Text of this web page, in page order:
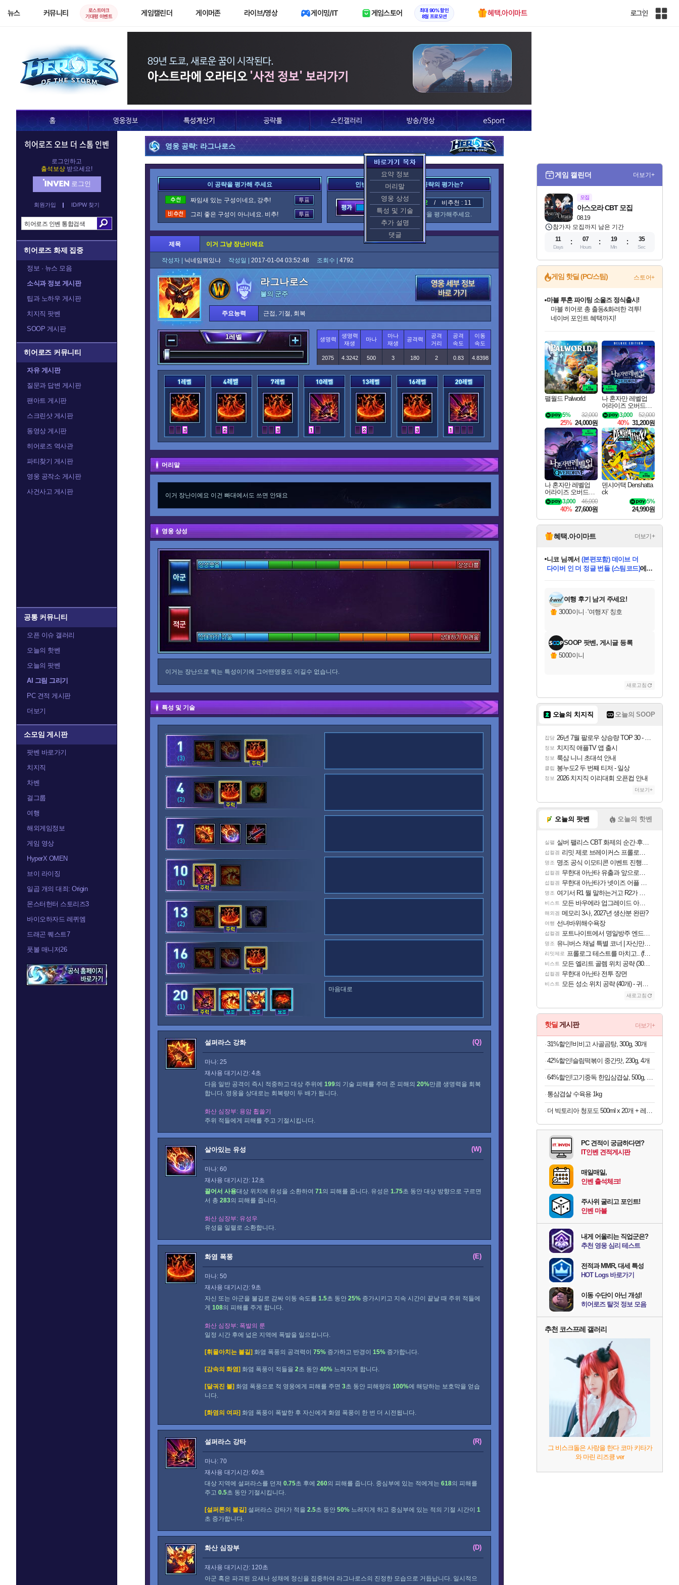
뉴스 커뮤니티
로스트아크
기대평 이벤트
게임캘린더 게이머존 라이브/영상 게이밍/IT 게임스토어
최대 90% 할인
8월 프로모션
혜택.아이마트 로그인
인
히어로즈 오브 더 스톰 인벤
로그인하고
출석보상 받으세요!
로그인
회원가입 ID/PW 찾기
히어로즈 화제 집중
정보 · 뉴스 모음
소식과 정보 게시판
팁과 노하우 게시판
치지직 팟벤
SOOP 게시판
히어로즈 커뮤니티
자유 게시판
질문과 답변 게시판
팬아트 게시판
스크린샷 게시판
동영상 게시판
히어로즈 역사관
파티찾기 게시판
영웅 공작소 게시판
사건사고 게시판
공통 커뮤니티
오픈 이슈 갤러리
오늘의 핫벤
오늘의 팟벤
AI 그림 그리기
PC 견적 게시판
더보기
소모임 게시판
팟벤 바로가기
치지직
차벤
걸그룹
여행
해외게임정보
게임 영상
HyperX OMEN
브이 라이징
일곱 개의 대죄: Origin
몬스터헌터 스토리즈3
바이오하자드 레퀴엠
드래곤 퀘스트7
풋볼 매니저26
영웅 공략: 라그나로스
이 공략을 평가해 주세요 인벤 여러분이 평가한 이 공략의 평가는?
짜임새 있는 구성이네요, 강추!
그리 좋은 구성이 아니네요. 비추!
추천 : 2/ 비추천 : 11
이 공략을 평가해주세요.
제목 이거 그냥 장난이에요
작성자 | 닉네임뭐있냐 작성일 | 2017-01-04 03:52:48 조회수 | 4792
라그나로스
불의 군주
주요능력 근접, 기절, 회복
1레벨 생명력
생명력
재생
마나
마나
재생
공격력
공격
거리
공격
속도
이동
속도
2075 4.3242 500 3 180 2 0.83 4.8398
머리말
이거 장난이에요 이건 빠대에서도 쓰면 안돼요
영웅 상성
이거는 장난으로 찍는 특성이기에 그어떤영웅도 이길수 없습니다.
특성 및 기술
(3)
(2)
(3)
(1)
(2)
(3)
(1)
마음대로
설퍼라스 강화 (Q)
마나: 25
재사용 대기시간: 4초
다음 일반 공격이 즉시 적중하고 대상 주위에 199의 기술 피해를 주며 준 피해의 20%만큼 생명력을 회복
합니다. 영웅을 상대로는 회복량이 두 배가 됩니다.
화산 심장부: 용암 휩쓸기
주위 적들에게 피해를 주고 기절시킵니다.
살아있는 유성 (W)
마나: 60
재사용 대기시간: 12초
끌어서 사용대상 위치에 유성을 소환하여 71의 피해를 줍니다. 유성은 1.75초 동안 대상 방향으로 구르면
서 총 283의 피해를 줍니다.
화산 심장부: 유성우
유성을 일렬로 소환합니다.
화염 폭풍 (E)
마나: 50
재사용 대기시간: 9초
자신 또는 아군을 불길로 감싸 이동 속도를 1.5초 동안 25% 증가시키고 지속 시간이 끝날 때 주위 적들에
게 108의 피해를 주게 합니다.
화산 심장부: 폭발의 룬
일정 시간 후에 넓은 지역에 폭발을 일으킵니다.
[휘몰아치는 불길] 화염 폭풍의 공격력이 75% 증가하고 반경이 15% 증가합니다.
[감속의 화염] 화염 폭풍이 적들을 2초 동안 40% 느려지게 합니다.
[달궈진 불] 화염 폭풍으로 적 영웅에게 피해를 주면 3초 동안 피해량의 100%에 해당하는 보호막을 얻습
니다.
[화염의 여파] 화염 폭풍이 폭발한 후 자신에게 화염 폭풍이 한 번 더 시전됩니다.
설퍼라스 강타 (R)
마나: 70
재사용 대기시간: 60초
대상 지역에 설퍼라스를 던져 0.75초 후에 260의 피해를 줍니다. 중심부에 있는 적에게는 618의 피해를
주고 0.5초 동안 기절시킵니다.
[설퍼론의 불길] 설퍼라스 강타가 적을 2.5초 동안 50% 느려지게 하고 중심부에 있는 적의 기절 시간이 1
초 증가합니다.
화산 심장부 (D)
재사용 대기시간: 120초
아군 혹은 파괴된 요새나 성채에 정신을 집중하여 라그나로스의 진정한 모습으로 거듭납니다. 일시적으
요약 정보
머리말
영웅 상성
특성 및 기술
추가 설명
댓글
게임 캘린더 더보기+
모집
08.19
아스오라 CBT 모집
참가자 모집까지 남은 기간
11
Days
07
Hours
19
Min
34
Sec
게임 핫딜 (PC/스팀) 스토어+
최대 90% 할인가를 만나보세요!
네이버혜택과 함께 만나보세요!
50%할인&추가 적립까지!
네이버 포인트 혜택까지!
귀무자: 검의 길 예약 판매 중!
10% 할인과
이니&베니 혜택까지!
네이버 혜택가와 함께 예약하세요!
할인&네이버혜택으로 만나보세요!
네이버페이 혜택과 만나보세요!
40주년 프로모션으로 만나보세요!
할인가에 만나보세요!
일부 에디션 상시 할인!
혜택으로 예약 판매 중
편안하게 충전하세요
팰월드 Palworld
32,000
5%
25% 24,000원
나 혼자만 레벨업
어라이즈 오버드라
이브 디럭스 에디션
Solo Leveling Arise
Overdrive Deluxe Edi
tion
52,000
3,000
40% 31,200원
나 혼자만 레벨업
어라이즈 오버드라
이브 Solo Leveling A
rise
46,000
3,000
40% 27,600원
덴샤어택 Denshatta
ck
5%
24,990원
혜택.아이마트 더보기+
교환.
당첨되셨습니다.
니코님께서 (본편포함) 데이브 더
다이버 인 더 정글 번들 (스팀코드)에
당첨되셨습니다.
당첨되셨습니다.
당첨되셨습니다.
당첨되셨습니다.
당첨되셨습니다.
에디션 (스팀코드) 를 교환.
당첨되셨습니다.
여행 후기 남겨 주세요!
3000이니 ·'여행자' 칭호
SOOP 팟벤, 게시글 등록
5000이니
새로고침
오늘의 치지직 오늘의 SOOP
잡담 26년 7월 팔로우 상승량 TOP 30 - 월간 치지직
정보 치지직 애플TV 앱 출시
정보 룩삼 니니 초대석 안내
클립 봉누도2 두 번째 티저 - 일상
정보 2026 치지직 이리대회 오픈컵 안내
더보기+
오늘의 팟벤 오늘의 핫벤
실팰 실버 팰리스 CBT 화제의 순간·후기 모음
섭컬겜 리밋 제로 브레이커스 프롤로그 테스트 후기 영상 업로드
명조 명조 공식 이모티콘 이벤트 진행해봤습니다! 참여부터 추첨까지????
섭컬겜 무한대 아난타 유출과 앞으로의 예상 (루머)
섭컬겜 무한대 아난타가 넷이즈 어플 달력에 일정 등록
명조 여기서 R1 뭘 말하는거고 R2가 뭘말하는걸까요?
비스트 모든 바우에라 업그레이드 아이템 획득 위치 공략 (89개)
해외겜 메모리 3사, 2027년 생산분 완판?
여행 선녀바위해수욕장
섭컬겜 포트나이트에서 명일방주 엔드필드 [펠리카] 판매 예정
명조 유니버스 채널 특별 코너 | 자신만의 스타일
리밋제로 프롤로그 테스트를 마치고.. (feat. 리아)
비스트 모든 엘리트 골렘 위치 공략 (30개) - 방랑 결투가
섭컬겜 무한대 아난타 전투 장면
비스트 모든 성소 위치 공략 (40개) - 귀환한 영혼 도전과제
새로고침
핫딜 게시판 더보기+
31%할인!비비고 사골곰탕, 300g, 30개
42%할인!슬림떡볶이 중간맛, 230g, 4개
64%할인!고기중독 한입삼겹살, 500g, 4개
통삼겹살 수육용 1kg
더 빅토리아 청포도 500ml x 20개 + 레몬 500ml x 20개
PC 견적이 궁금하다면?
IT인벤 견적게시판
매일매일,
인벤 출석체크!
주사위 굴리고 포인트!
인벤 마블
내게 어울리는 직업군은?
추천 영웅 심리 테스트
전적과 MMR, 대세 특성
HOT Logs 바로가기
이동 수단이 아닌 개성!
히어로즈 탈것 정보 모음
추천 코스프레 갤러리
그 비스크돌은 사랑을 한다 코마 키타가
와 마린 리즈큥 ver